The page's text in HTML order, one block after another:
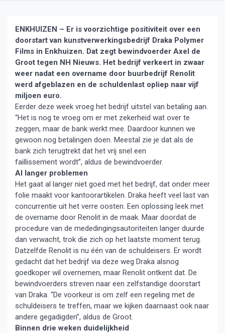
ENKHUIZEN – Er is voorzichtige positiviteit over een
doorstart van kunstverwerkingsbedrijf Draka Polymer
Films in Enkhuizen. Dat zegt bewindvoerder Axel de
Groot tegen NH Nieuws. Het bedrijf verkeert in zwaar
weer nadat een overname door buurbedrijf Renolit
werd afgeblazen en de schuldenlast opliep naar vijf
miljoen euro.
Eerder deze week vroeg het bedrijf uitstel van betaling aan.
“Het is nog te vroeg om er met zekerheid wat over te
zeggen, maar de bank werkt mee. Daardoor kunnen we
gewoon nog betalingen doen. Meestal zie je dat als de
bank zich terugtrekt dat het vrij snel een
faillissement wordt”, aldus de bewindvoerder.
Al langer problemen
Het gaat al langer niet goed met het bedrijf, dat onder meer
folie maakt voor kantoorartikelen. Draka heeft veel last van
concurrentie uit het verre oosten. Een oplossing leek met
de overname door Renolit in de maak. Maar doordat de
procedure van de mededingingsautoriteiten langer duurde
dan verwacht, trok die zich op het laatste moment terug.
Datzelfde Renolit is nu één van de schuldeisers. Er wordt
gedacht dat het bedrijf via deze weg Draka alsnog
goedkoper wil overnemen, maar Renolit ontkent dat. De
bewindvoerders streven naar een zelfstandige doorstart
van Draka. “De voorkeur is om zelf een regeling met de
schuldeisers te treffen, maar we kijken daarnaast ook naar
andere gegadigden”, aldus de Groot.
Binnen drie weken duidelijkheid